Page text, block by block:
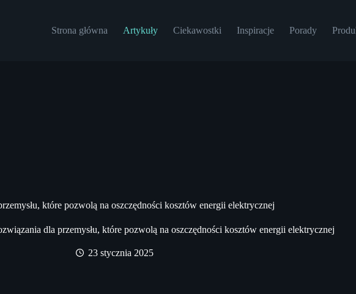
Strona główna Artykuły Ciekawostki Inspiracje Porady
które pozwolą na oszczędności kosztów energii elektrycznej
dla przemysłu, które pozwolą na oszczędności kosztów energii elektrycznej
23 stycznia 2025